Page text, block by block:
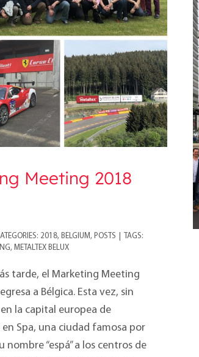
Meeting
2018
Meeting 2018
2018, BELGIUM, POSTS
TAGS:
, METALTEX BELUX
tarde, el Marketing Meeting
a Bélgica. Esta vez, sin
la capital europea de
en Spa, una ciudad famosa por
nombre “espá” a los centros de